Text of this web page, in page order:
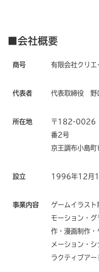
■会社概要
商号 有限会社クリエ
代表者 代表取締役 野
所在地
〒182-0026
番2号
京王調布小島
設立 1996年12月
事業内容
ゲームイラス
モーション・グ
作・漫画制作
メーション・
ラクティブアー